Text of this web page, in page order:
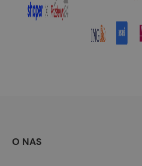
O NAS